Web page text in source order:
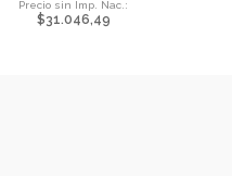
$31.046,49